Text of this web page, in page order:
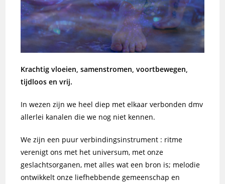
Krachtig vloeien, samenstromen, voortbewegen,
tijdloos en vrij.
In wezen zijn we heel diep met elkaar verbonden dmv
allerlei kanalen die we nog niet kennen.
We zijn een puur verbindingsinstrument : ritme
verenigt ons met het universum, met onze
geslachtsorganen, met alles wat een bron is; melodie
ontwikkelt onze liefhebbende gemeenschap en